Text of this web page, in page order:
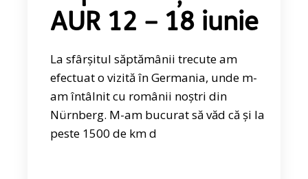
AUR 12 – 18 iunie
La sfârșitul săptămânii trecute am
efectuat o vizită în Germania, unde m-
am întâlnit cu românii noștri din
Nürnberg. M-am bucurat să văd că și la
peste 1500 de km d